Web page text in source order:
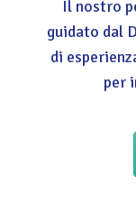
Il nostro
guidato dal
di
per